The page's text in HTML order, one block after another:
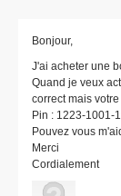
Bonjour,
J'ai acheter une
Quand je veux
correct mais
Pin : 1223-1001-
Pouvez vous
Merci
Cordialement